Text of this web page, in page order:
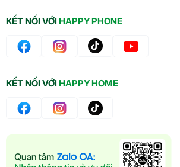
KẾT NỐI VỚIHAPPY PHONE
KẾT NỐI VỚIHAPPY HOME